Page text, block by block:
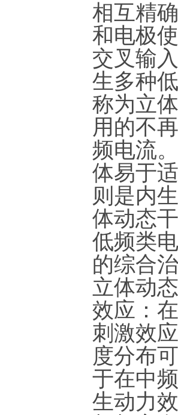
相互精
和电极
交叉输
生多种
称为立
用的不
频电流
体易于
则是内
体动态
低频类
的综合
立体动
效应：
刺激效
度分布
于在中
生动力